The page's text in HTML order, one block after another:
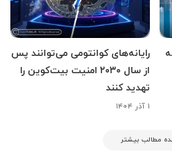
رایانه‌های کوانتومی می‌توانند پس
از سال ۲۰۳۰ امنیت بیت‌کوین را
تهدید کنند
۱ آذر ۱۴۰۴
مطالب بیشتر